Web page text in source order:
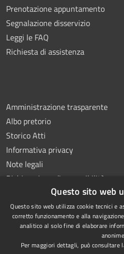
Prenotazione appuntamento
Segnalazione disservizio
Leggi le FAQ
Richiesta di assistenza
Amministrazione trasparente
Albo pretorio
Storico Atti
Informativa privacy
Note legali
Dichiarazione di accessibilità
RSS
Accessibilità
Questo sito web
Questo sito web utilizza cookie tecnici e
corretto funzionamento e alla
analitico al solo fine di elaborare
Per maggiori dettagli, può consultare